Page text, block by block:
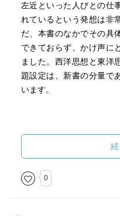
左近といった人びとの仕
れているという発想は非
だ、本書のなかでその具
できておらず、かけ声に
ました。西洋思想と東洋
題設定は、新書の分量で
います。
0